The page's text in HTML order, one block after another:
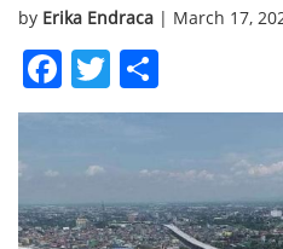
by Erika Endraca | March 17,
Facebook
Twitter